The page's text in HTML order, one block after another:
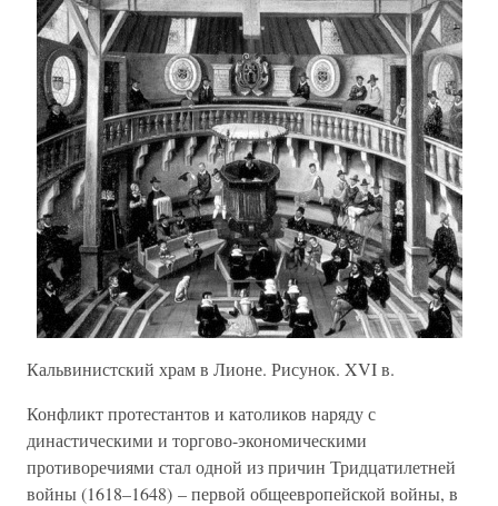
Кальвинистский храм в Лионе. Рисунок. XVI в.
Конфликт протестантов и католиков наряду с
династическими и торгово-экономическими
противоречиями стал одной из причин Тридцатилетней
войны (1618–1648) – первой общеевропейской войны, в